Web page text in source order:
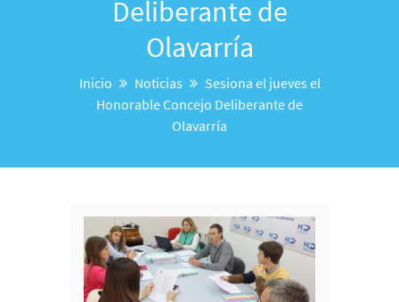
Deliberante de
Olavarría
Inicio Noticias
Sesiona el jueves el
Honorable Concejo Deliberante de
Olavarría